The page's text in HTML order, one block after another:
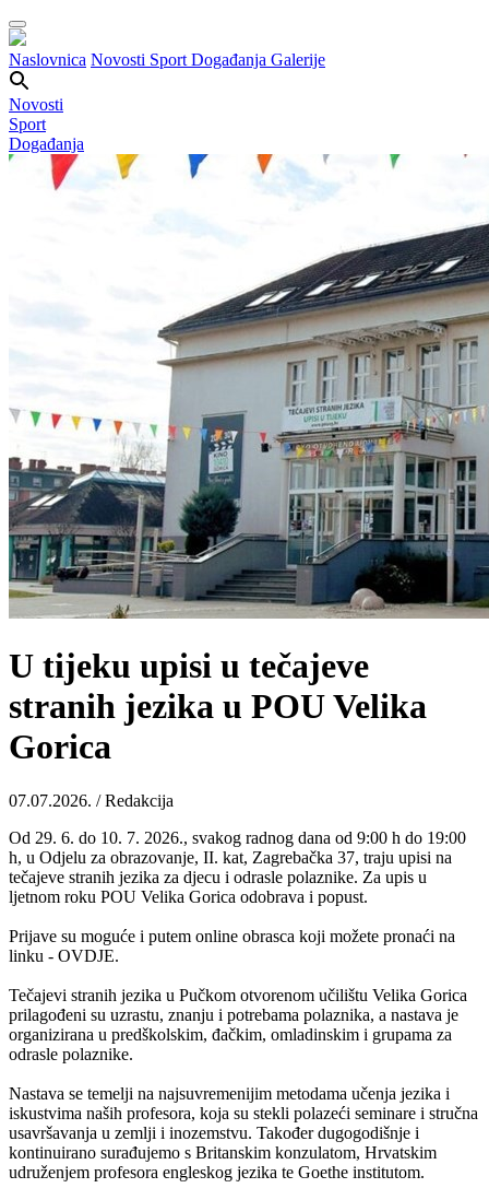
Naslovnica Novosti Sport Događanja Galerije
Novosti
Sport
Događanja
U tijeku upisi u tečajeve
stranih jezika u POU Velika
Gorica
07.07.2026. / Redakcija
Od 29. 6. do 10. 7. 2026., svakog radnog dana od 9:00 h do 19:00
h, u Odjelu za obrazovanje, II. kat, Zagrebačka 37, traju upisi na
tečajeve stranih jezika za djecu i odrasle polaznike. Za upis u
ljetnom roku POU Velika Gorica odobrava i popust.
Prijave su moguće i putem online obrasca koji možete pronaći na
linku - OVDJE.
Tečajevi stranih jezika u Pučkom otvorenom učilištu Velika Gorica
prilagođeni su uzrastu, znanju i potrebama polaznika, a nastava je
organizirana u predškolskim, đačkim, omladinskim i grupama za
odrasle polaznike.
Nastava se temelji na najsuvremenijim metodama učenja jezika i
iskustvima naših profesora, koja su stekli polazeći seminare i stručna
usavršavanja u zemlji i inozemstvu. Također dugogodišnje i
kontinuirano surađujemo s Britanskim konzulatom, Hrvatskim
udruženjem profesora engleskog jezika te Goethe institutom.